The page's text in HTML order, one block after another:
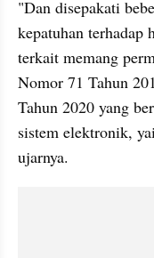
"Dan disepakati
kepatuhan terhadap
terkait memang
Nomor 71 Tahun
Tahun 2020 yang
sistem elektronik,
ujarnya.